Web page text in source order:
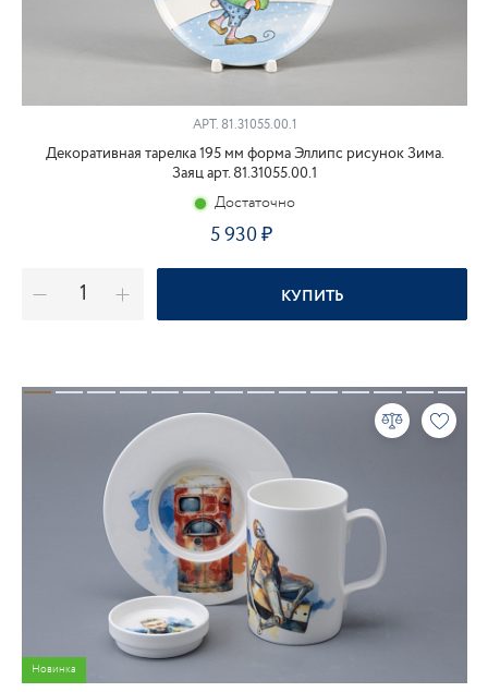
АРТ.81.31055.00.1
Декоративная тарелка 195 мм форма Эллипс рисунок Зима.
Заяц арт. 81.31055.00.1
Достаточно
5 930
КУПИТЬ
Новинка